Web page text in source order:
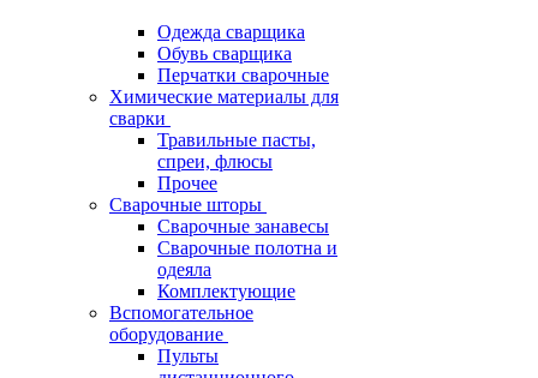
Одежда сварщика
Обувь сварщика
Перчатки сварочные
Химические материалы для
сварки
Травильные пасты,
спреи, флюсы
Прочее
Сварочные шторы
Сварочные занавесы
Сварочные полотна и
одеяла
Комплектующие
Вспомогательное
оборудование
Пульты